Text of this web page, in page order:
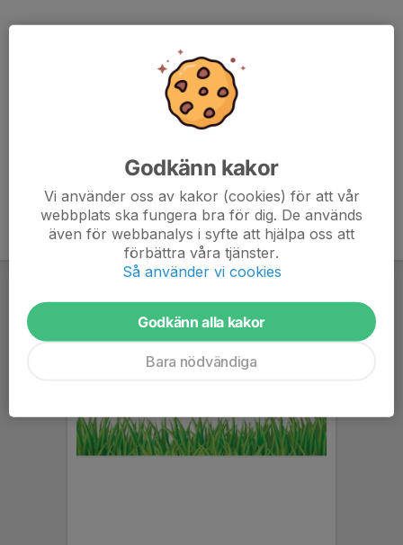
Godkänn kakor
Vi använder oss av kakor (cookies) för att vår
webbplats ska fungera bra för dig. De används
även för webbanalys i syfte att hjälpa oss att
förbättra våra tjänster.
Så använder vi cookies
Godkänn alla kakor
Bara nödvändiga